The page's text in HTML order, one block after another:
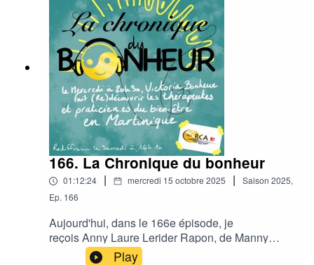
166. La Chronique du bonheur
01:12:24 | mercredi 15 octobre 2025 | Saison 2025,
Ep. 166
Aujourd'hui, dans le 166e épisode, je
reçois Anny Laure Lerider Rapon, de Manny
Care Masseur Kinésithérapeute Ostéopathe
Play